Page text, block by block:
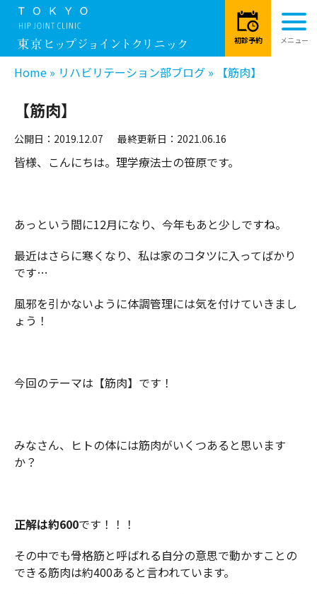
Home » リハビリテーション部ブログ » 【筋肉】
【筋肉】
公開日：2019.12.07 最終更新日：2021.06.16
皆様、こんにちは。理学療法士の笹原です。
あっという間に12月になり、今年もあと少しですね。
最近はさらに寒くなり、私は家のコタツに入ってばかり
です…
風邪を引かないように体調管理には気を付けていきまし
ょう！
今回のテーマは【筋肉】です！
みなさん、ヒトの体には筋肉がいくつあると思います
か？
正解は約600です！！！
その中でも骨格筋と呼ばれる自分の意思で動かすことの
できる筋肉は約400あると言われています。